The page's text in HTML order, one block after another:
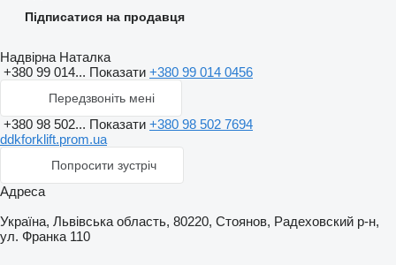
Підписатися на продавця
Надвірна Наталка
+380 99 014... Показати +380 99 014 0456
Передзвоніть мені
+380 98 502... Показати +380 98 502 7694
ddkforklift.prom.ua
Попросити зустріч
Адреса
Україна, Львівська область, 80220, Стоянов, Радеховский р-н,
ул. Франка 110